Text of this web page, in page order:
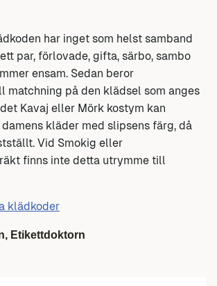
har inget som helst samband
par, förlovade, gifta, särbo, sambo
ensam. Sedan beror
matchning på den klädsel som anges
Kavaj eller Mörk kostym kan
kläder med slipsens färg, då
Vid Smokig eller
finns inte detta utrymme till
klädkoder
Etikettdoktorn